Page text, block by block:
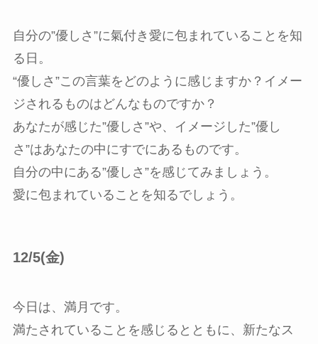
自分の”優しさ”に氣付き愛に包まれていることを知
る日。
“優しさ”この言葉をどのように感じますか？イメー
ジされるものはどんなものですか？
あなたが感じた”優しさ”や、イメージした”優し
さ”はあなたの中にすでにあるものです。
自分の中にある”優しさ”を感じてみましょう。
愛に包まれていることを知るでしょう。
12/5(金)
今日は、満月です。
満たされていることを感じるとともに、新たなス